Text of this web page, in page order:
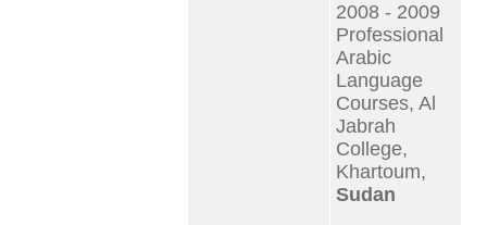
2008 - 2009
Professional
Arabic
Language
Courses, Al
Jabrah
College,
Khartoum,
Sudan